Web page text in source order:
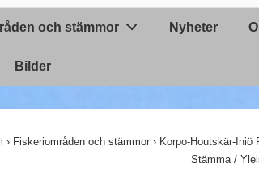
och stämmor Nyheter
Bilder
› Fiskeriområden och stämmor › Korpo-Houtskär-Iniö
Stämma /